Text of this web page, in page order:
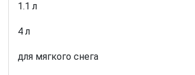
1.1 л
4 л
для мягкого снега